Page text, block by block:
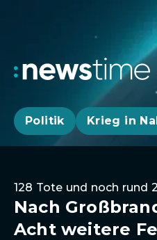
Politik Krieg in
128 Tote und noch rund
Nach
Acht weitere